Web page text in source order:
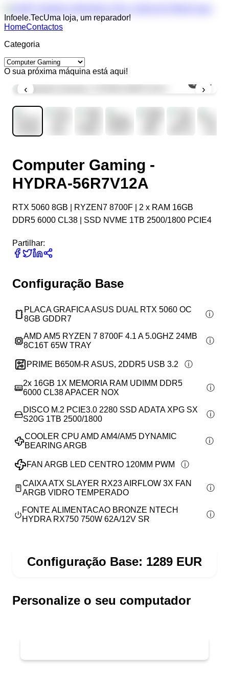
Infoele.TecUma loja, um reparador!
HomeContactos
Categoria
O sua próxima máquina está aqui!
‹ ›
1/
Computer Gaming -
HYDRA-56R7V12A
RTX 5060 8GB | RYZEN7 8700F | 2 x RAM 16GB
DDR5 6000 CL38 | SSD NVME 1TB 2500/1800 PCIE4
Partilhar:
Configuração Base
PLACA GRAFICA ASUS DUAL RTX 5060 OC
8GB GDDR7
AMD AM5 RYZEN 7 8700F 4.1 A 5.0GHZ 24MB
8C16T 65W TRAY
PRIME B650M-R ASUS, 2DDR5 USB 3.2
2x 16GB 1X MEMORIA RAM UDIMM DDR5
6000 CL38 APACER NOX
DISCO M.2 PCIE3.0 2280 SSD ADATA XPG SX
S20G 1TB 2500/1800
COOLER CPU AMD AM4/AM5 DYNAMIC
BEARING ARGB
FAN ARGB LED CENTRO 120MM PWM
CAIXA ATX SLAYER RX23 AIRFLOW 3X FAN
ARGB VIDRO TEMPERADO
FONTE ALIMENTACAO BRONZE NTECH
HYDRA RX750 750W 62A/12V SR
Configuração Base: 1289 EUR
Personalize o seu computador